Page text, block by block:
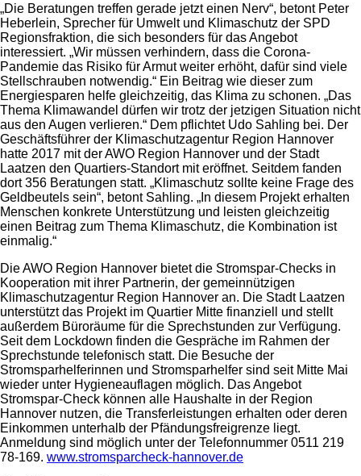
„Die Beratungen treffen gerade jetzt einen Nerv“, betont Peter
Heberlein, Sprecher für Umwelt und Klimaschutz der SPD
Regionsfraktion, die sich besonders für das Angebot
interessiert. „Wir müssen verhindern, dass die Corona-
Pandemie das Risiko für Armut weiter erhöht, dafür sind viele
Stellschrauben notwendig.“ Ein Beitrag wie dieser zum
Energiesparen helfe gleichzeitig, das Klima zu schonen. „Das
Thema Klimawandel dürfen wir trotz der jetzigen Situation nicht
aus den Augen verlieren.“ Dem pflichtet Udo Sahling bei. Der
Geschäftsführer der Klimaschutzagentur Region Hannover
hatte 2017 mit der AWO Region Hannover und der Stadt
Laatzen den Quartiers-Standort mit eröffnet. Seitdem fanden
dort 356 Beratungen statt. „Klimaschutz sollte keine Frage des
Geldbeutels sein“, betont Sahling. „In diesem Projekt erhalten
Menschen konkrete Unterstützung und leisten gleichzeitig
einen Beitrag zum Thema Klimaschutz, die Kombination ist
einmalig.“
Die AWO Region Hannover bietet die Stromspar-Checks in
Kooperation mit ihrer Partnerin, der gemeinnützigen
Klimaschutzagentur Region Hannover an. Die Stadt Laatzen
unterstützt das Projekt im Quartier Mitte finanziell und stellt
außerdem Büroräume für die Sprechstunden zur Verfügung.
Seit dem Lockdown finden die Gespräche im Rahmen der
Sprechstunde telefonisch statt. Die Besuche der
Stromsparhelferinnen und Stromsparhelfer sind seit Mitte Mai
wieder unter Hygieneauflagen möglich. Das Angebot
Stromspar-Check können alle Haushalte in der Region
Hannover nutzen, die Transferleistungen erhalten oder deren
Einkommen unterhalb der Pfändungsfreigrenze liegt.
Anmeldung sind möglich unter der Telefonnummer 0511 219
78-169. www.stromsparcheck-hannover.de